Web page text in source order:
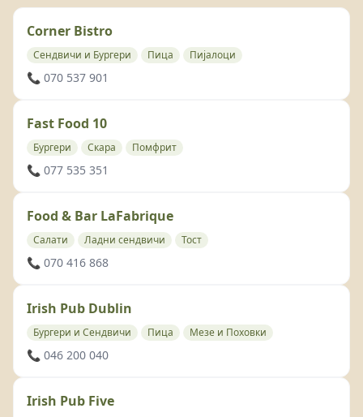
Corner Bistro
Сендвичи и Бургери Пица Пијалоци
📞 070 537 901
Fast Food 10
Бургери Скара Помфрит
📞 077 535 351
Food & Bar LaFabrique
Салати Ладни сендвичи Тост
📞 070 416 868
Irish Pub Dublin
Бургери и Сендвичи Пица Мезе и Поховки
📞 046 200 040
Irish Pub Five